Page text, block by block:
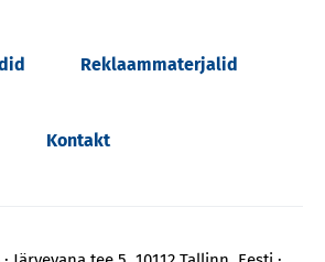
Reklaammaterjalid
Kontakt